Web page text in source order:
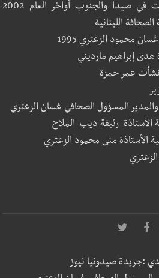
أول صحيفة اليكترونية صدرت في صيدا والجنوب أواخر العام 2002
اللبنانية
محمود الزعتري 1995
هدى إبراهيم مارديني
نشأت عمر حمزة
المسؤول الصحافي غسان الزعتري
الأستاذة رئيفة ديب الملاح
الأستاذة منى محمود الزعتري
:جريدة صيدونيا نيوز